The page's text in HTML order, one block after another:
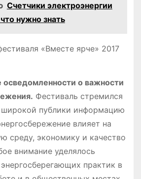
Счетчики электроэнергии
нужно знать
«Вместе ярче» 2017
о важности
Фестиваль стремился
публики информацию
влияет на
среду, экономику и качество
внимание уделялось
практик в